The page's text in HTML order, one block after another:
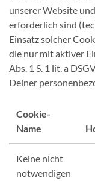
unserer Website
erforderlich sind
Einsatz solcher
die nur mit aktiver
Abs. 1 S. 1 lit. a
Deiner
Cookie-
Name
Keine nicht
notwendigen